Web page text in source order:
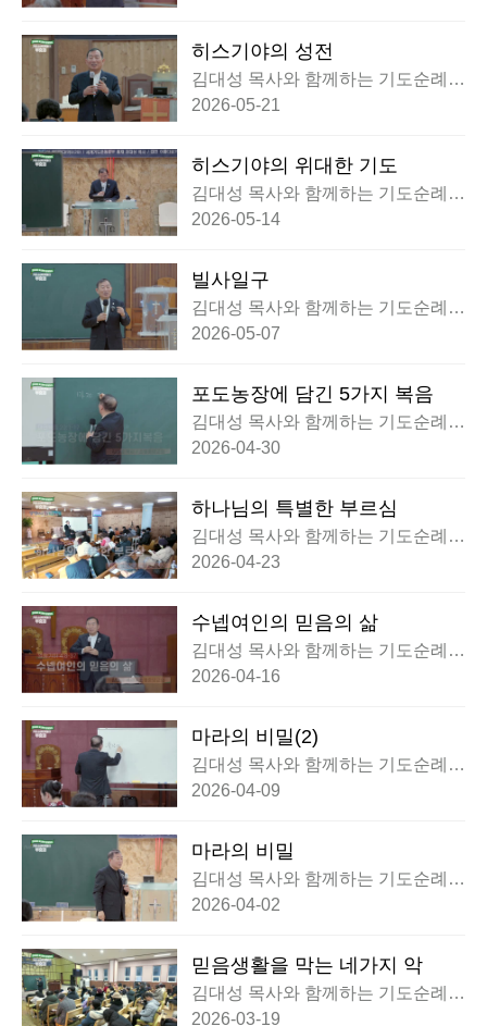
히스기야의 성전
김대성 목사와 함께하는 기도순례대
행전 부흥회
2026-05-21
히스기야의 위대한 기도
김대성 목사와 함께하는 기도순례대
행전 부흥회
2026-05-14
빌사일구
김대성 목사와 함께하는 기도순례대
행전 부흥회
2026-05-07
포도농장에 담긴 5가지 복음
김대성 목사와 함께하는 기도순례대
행전 부흥회
2026-04-30
하나님의 특별한 부르심
김대성 목사와 함께하는 기도순례대
행전 부흥회
2026-04-23
수넵여인의 믿음의 삶
김대성 목사와 함께하는 기도순례대
행전 부흥회
2026-04-16
마라의 비밀(2)
김대성 목사와 함께하는 기도순례대
행전 부흥회
2026-04-09
마라의 비밀
김대성 목사와 함께하는 기도순례대
행전 부흥회
2026-04-02
믿음생활을 막는 네가지 악
김대성 목사와 함께하는 기도순례대
행전 부흥회
2026-03-19